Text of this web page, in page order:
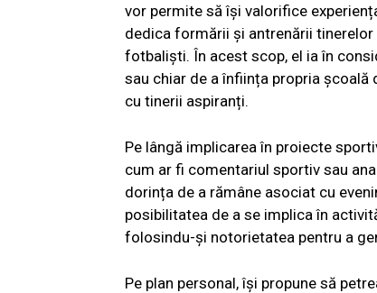
vor permite să își valorifice
dedica formării și antrenării
fotbaliști. În acest scop, el ia în
sau chiar de a înființa propria
cu tinerii aspiranți.
Pe lângă implicarea în proiecte
cum ar fi comentariul sportiv sau
dorința de a rămâne asociat cu
posibilitatea de a se implica în
folosindu-și notorietatea pentru a
Pe plan personal, își propune să